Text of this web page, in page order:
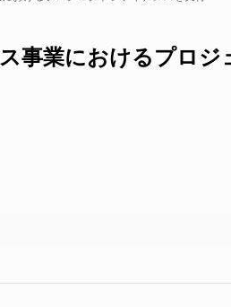
事業におけるプロジ